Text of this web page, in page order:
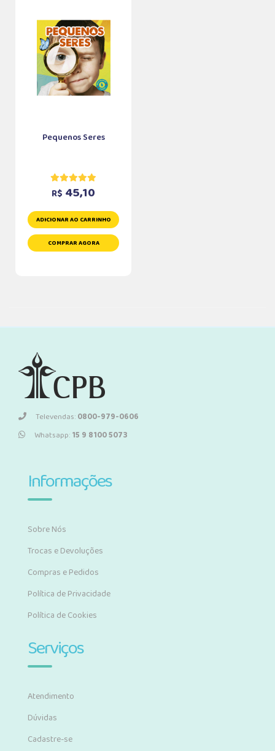
Pequenos Seres
R$ 45,10
ADICIONAR AO CARRINHO
COMPRAR AGORA
Televendas:0800-979-0606
Whatsapp:15 9 8100 5073
Informações
Sobre Nós
Trocas e Devoluções
Compras e Pedidos
Política de Privacidade
Política de Cookies
Serviços
Atendimento
Dúvidas
Cadastre-se